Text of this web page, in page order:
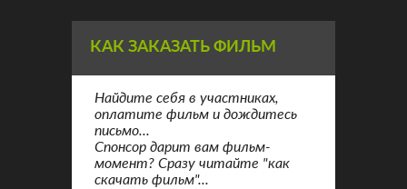
КАК ЗАКАЗАТЬ ФИЛЬМ
Найдите себя в участниках,
оплатите фильм и дождитесь
письмо...
Спонсор дарит вам фильм-
момент? Сразу читайте "как
скачать фильм"...